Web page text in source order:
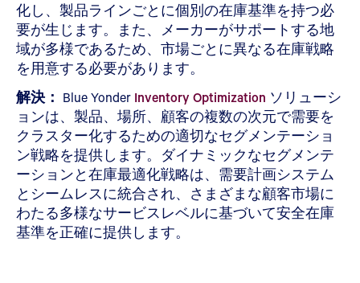
化し、製品ラインごとに個別の在庫基準を持つ必
要が生じます。また、メーカーがサポートする地
域が多様であるため、市場ごとに異なる在庫戦略
を用意する必要があります。
解決： Blue Yonder Inventory Optimization ソリューシ
ョンは、製品、場所、顧客の複数の次元で需要を
クラスター化するための適切なセグメンテーショ
ン戦略を提供します。ダイナミックなセグメンテ
ーションと在庫最適化戦略は、需要計画システム
とシームレスに統合され、さまざまな顧客市場に
わたる多様なサービスレベルに基づいて安全在庫
基準を正確に提供します。